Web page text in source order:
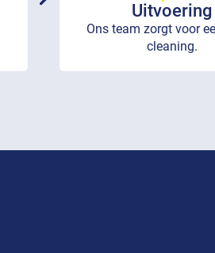
Uitvoering
Ons team zorgt voor
cleaning.